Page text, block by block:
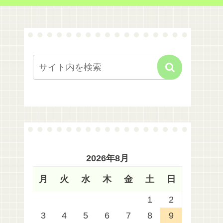
2026年8月
月 火 水 木 金 土 日
1
2
3
4 5 6 7 8 9